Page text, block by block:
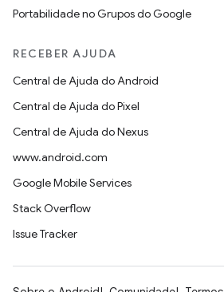
Portabilidade no Grupos do Google
RECEBER AJUDA
Central de Ajuda do Android
Central de Ajuda do Pixel
Central de Ajuda do Nexus
www.android.com
Google Mobile Services
Stack Overflow
Issue Tracker